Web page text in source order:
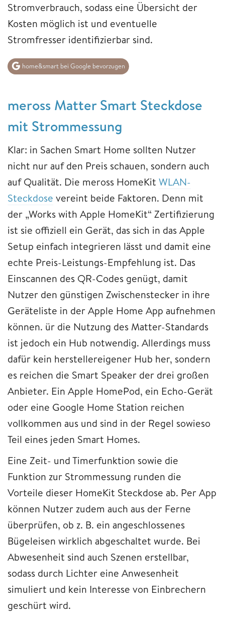
Stromverbrauch, sodass eine Übersicht der
Kosten möglich ist und eventuelle
Stromfresser identifizierbar sind.
home&smart bei Google bevorzugen
meross Matter Smart Steckdose
mit Strommessung
Klar: in Sachen Smart Home sollten Nutzer
nicht nur auf den Preis schauen, sondern auch
auf Qualität. Die meross HomeKit WLAN-
Steckdose vereint beide Faktoren. Denn mit
der „Works with Apple HomeKit“ Zertifizierung
ist sie offiziell ein Gerät, das sich in das Apple
Setup einfach integrieren lässt und damit eine
echte Preis-Leistungs-Empfehlung ist. Das
Einscannen des QR-Codes genügt, damit
Nutzer den günstigen Zwischenstecker in ihre
Geräteliste in der Apple Home App aufnehmen
können. ür die Nutzung des Matter-Standards
ist jedoch ein Hub notwendig. Allerdings muss
dafür kein herstellereigener Hub her, sondern
es reichen die Smart Speaker der drei großen
Anbieter. Ein Apple HomePod, ein Echo-Gerät
oder eine Google Home Station reichen
vollkommen aus und sind in der Regel sowieso
Teil eines jeden Smart Homes.
Eine Zeit- und Timerfunktion sowie die
Funktion zur Strommessung runden die
Vorteile dieser HomeKit Steckdose ab. Per App
können Nutzer zudem auch aus der Ferne
überprüfen, ob z. B. ein angeschlossenes
Bügeleisen wirklich abgeschaltet wurde. Bei
Abwesenheit sind auch Szenen erstellbar,
sodass durch Lichter eine Anwesenheit
simuliert und kein Interesse von Einbrechern
geschürt wird.